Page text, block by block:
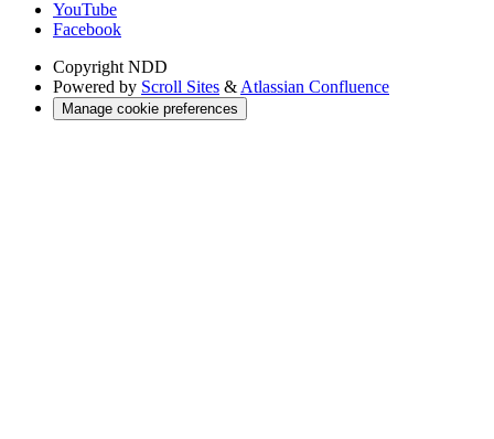
YouTube
Facebook
Copyright NDD
Powered by Scroll Sites & Atlassian Confluence
Manage cookie preferences